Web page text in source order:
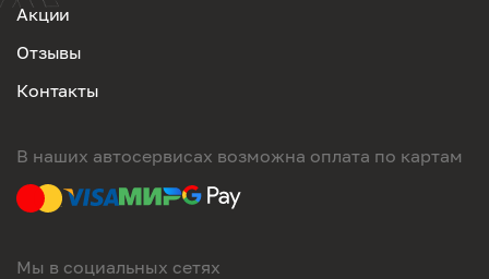
Акции
Отзывы
Контакты
В наших автосервисах возможна оплата по картам
Мы в социальных сетях